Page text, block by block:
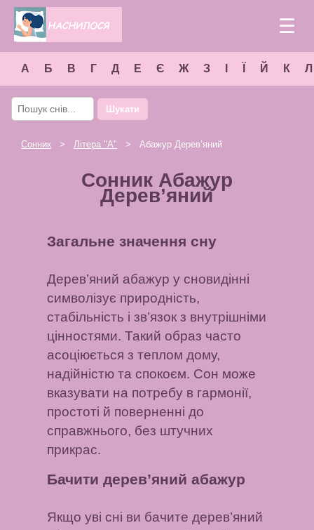
☰
А Б В Г Д Е Є Ж З Й К Л
Шукати
Сонник > Літера "А" > Абажур Дерев’яний
Сонник Абажур
Дерев’яний
Загальне значення сну
Дерев’яний абажур у сновидінні
символізує природність,
стабільність і зв’язок з внутрішніми
цінностями. Такий образ часто
асоціюється з теплом дому,
надійністю та спокоєм. Сон може
вказувати на потребу в гармонії,
простоті й поверненні до
справжнього, без штучних
прикрас.
Бачити дерев’яний абажур
Якщо уві сні ви бачите дерев’яний